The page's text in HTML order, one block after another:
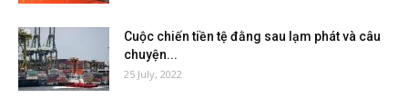
Cuộc chiến tiền tệ đằng sau lạm phát và câu
chuyện...
25 July, 2022